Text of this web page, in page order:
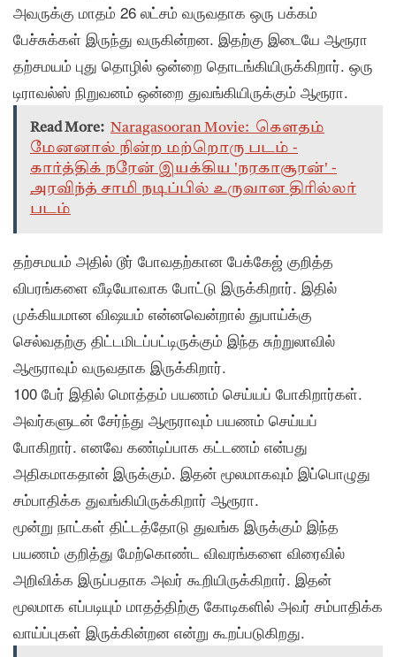
அவருக்கு மாதம் 26 லட்சம் வருவதாக ஒரு பக்கம்
பேச்சுக்கள் இருந்து வருகின்றன. இதற்கு இடையே ஆரூரா
தற்சமயம் புது தொழில் ஒன்றை தொடங்கியிருக்கிறார். ஒரு
டிராவல்ஸ் நிறுவனம் ஒன்றை துவங்கியிருக்கும் ஆரூரா.
Read More: Naragasooran Movie: கௌதம்
மேனனால் நின்ற மற்றொரு படம் -
கார்த்திக் நரேன் இயக்கிய 'நரகாசூரன்' -
அரவிந்த் சாமி நடிப்பில் உருவான திரில்லர்
படம்
தற்சமயம் அதில் டூர் போவதற்கான பேக்கேஜ் குறித்த
விபரங்களை வீடியோவாக போட்டு இருக்கிறார். இதில்
முக்கியமான விஷயம் என்னவென்றால் துபாய்க்கு
செல்வதற்கு திட்டமிடப்பட்டிருக்கும் இந்த சுற்றுலாவில்
ஆரூராவும் வருவதாக இருக்கிறார்.
100 பேர் இதில் மொத்தம் பயணம் செய்யப் போகிறார்கள்.
அவர்களுடன் சேர்ந்து ஆரூராவும் பயணம் செய்யப்
போகிறார். எனவே கண்டிப்பாக கட்டணம் என்பது
அதிகமாகதான் இருக்கும். இதன் மூலமாகவும் இப்பொழுது
சம்பாதிக்க துவங்கியிருக்கிறார் ஆரூரா.
மூன்று நாட்கள் திட்டத்தோடு துவங்க இருக்கும் இந்த
பயணம் குறித்து மேற்கொண்ட விவரங்களை விரைவில்
அறிவிக்க இருப்பதாக அவர் கூறியிருக்கிறார். இதன்
மூலமாக எப்படியும் மாதத்திற்கு கோடிகளில் அவர் சம்பாதிக்க
வாய்ப்புகள் இருக்கின்றன என்று கூறப்படுகிறது.